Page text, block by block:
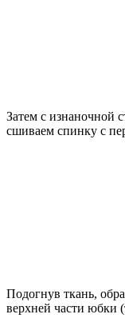
Затем с изнаночной
сшиваем спинку с
Подогнув ткань,
верхней части юбки